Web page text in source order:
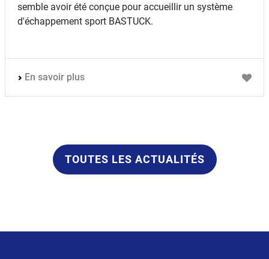
semble avoir été conçue pour accueillir un système
d'échappement sport BASTUCK.
En savoir plus
TOUTES LES ACTUALITÉS